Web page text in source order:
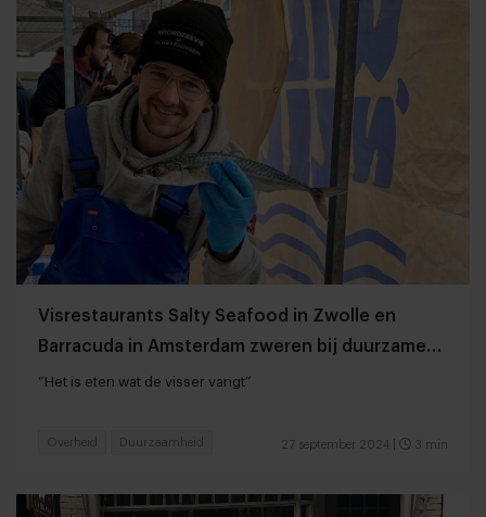
Visrestaurants Salty Seafood in Zwolle en
Barracuda in Amsterdam zweren bij duurzame
vis
“Het is eten wat de visser vangt”
27 september 2024 3 min
Overheid Duurzaamheid